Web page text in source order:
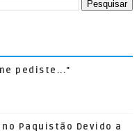
pediste..."
Paquistão Devido a